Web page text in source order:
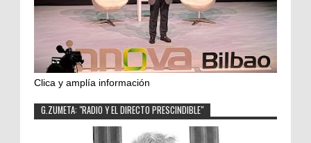
Clica y amplía información
G.ZUMETA: "RADIO Y EL DIRECTO PRESCINDIBLE"